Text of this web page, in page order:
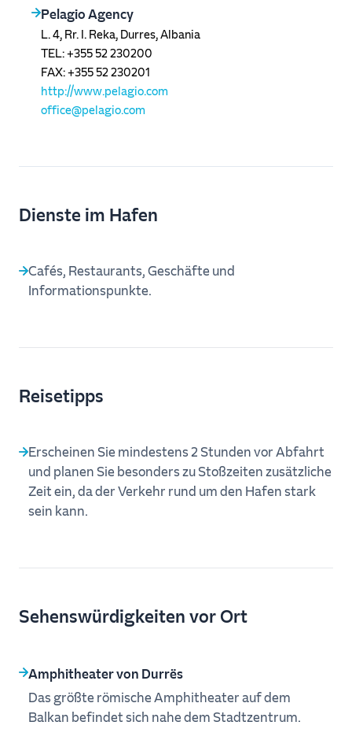
Pelagio Agency
L. 4, Rr. I. Reka, Durres, Albania
TEL: +355 52 230200
FAX: +355 52 230201
http://www.pelagio.com
office@pelagio.com
Dienste im Hafen
Cafés, Restaurants, Geschäfte und
Informationspunkte.
Reisetipps
Erscheinen Sie mindestens 2 Stunden vor Abfahrt
und planen Sie besonders zu Stoßzeiten zusätzliche
Zeit ein, da der Verkehr rund um den Hafen stark
sein kann.
Sehenswürdigkeiten vor Ort
Amphitheater von Durrës
Das größte römische Amphitheater auf dem
Balkan befindet sich nahe dem Stadtzentrum.